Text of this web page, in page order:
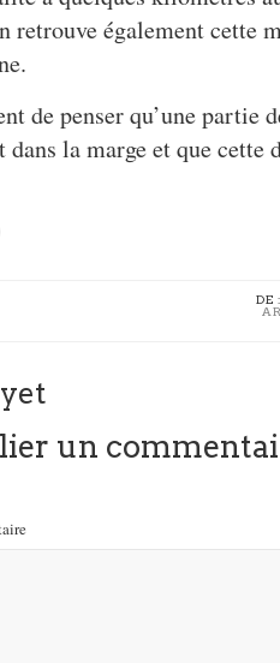
retrouve également cette
de penser qu’une partie
la marge et que cette
DE
un